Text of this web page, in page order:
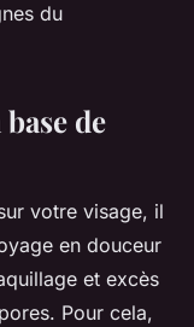
du
de
votre visage, il
en douceur
et excès
Pour cela,